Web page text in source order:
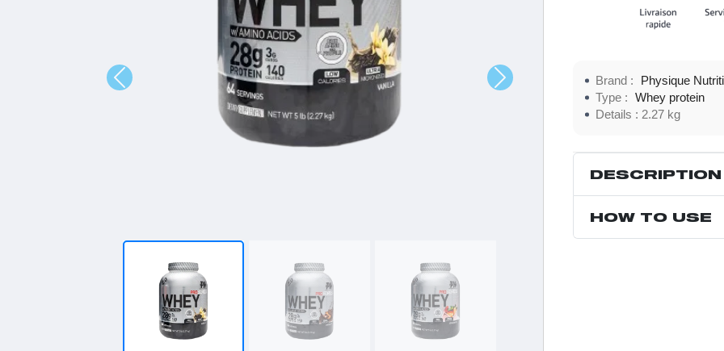
Brand :
Physique
Type :
Whey protein
Details :
2.27 kg
DESCRIPTION
HOW TO USE